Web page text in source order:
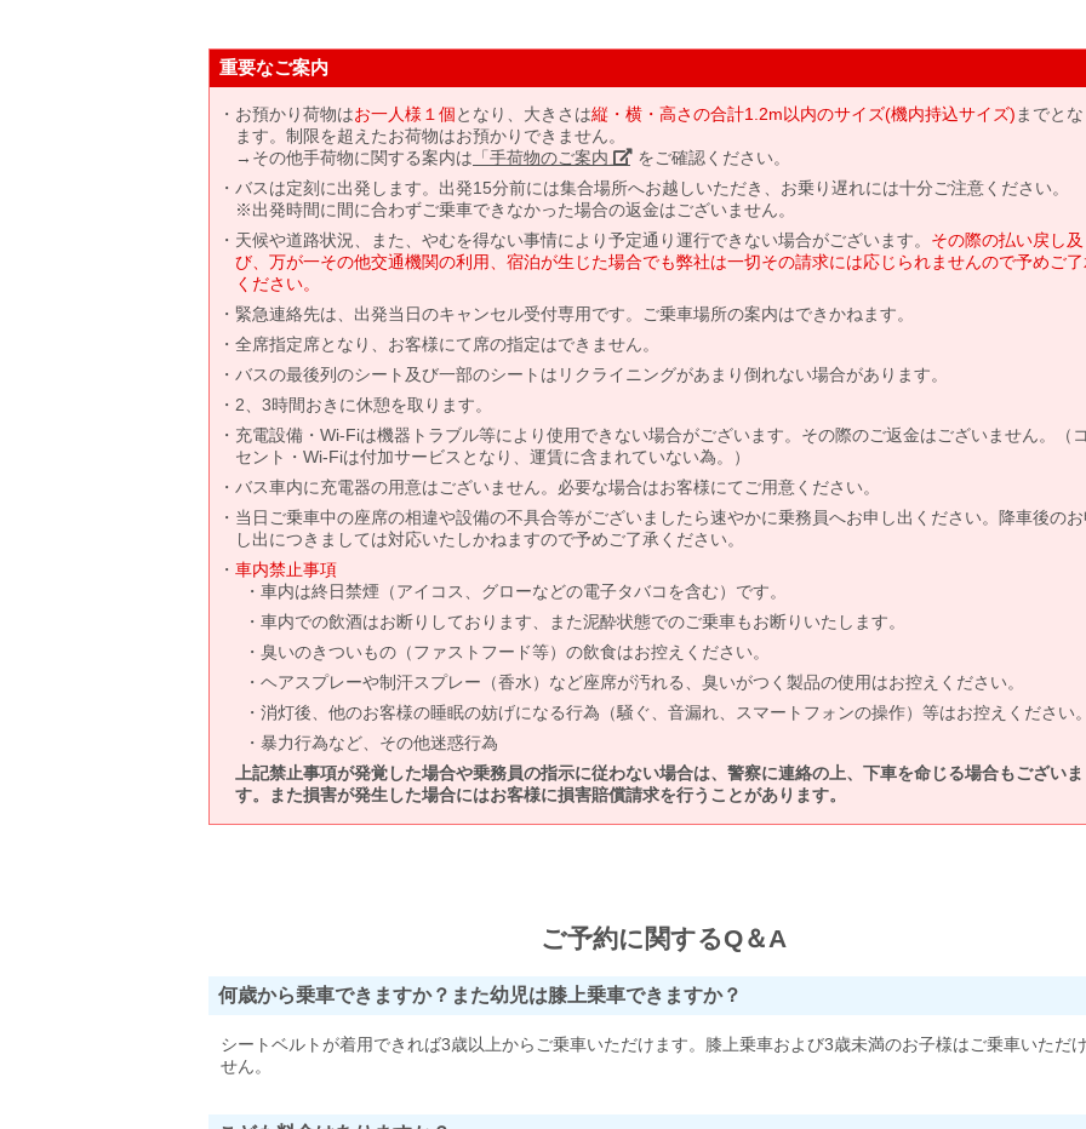
重要なご案内
お預かり荷物はお一人様１個となり、大きさは縦・横・高さの合計1.2m以内のサイズ(機内持込サイズ) までと
ます。制限を超えたお荷物はお預かりできません。
→その他手荷物に関する案内は 「手荷物のご案内」 をご確認ください。
バスは定刻に出発します。出発15分前には集合場所へお越しいただき、お乗り遅れには十分ご注意ください。
※出発時間に間に合わずご乗車できなかった場合の返金はございません。
天候や道路状況、また、やむを得ない事情により予定通り運行できない場合がございます。 その際の払い戻し及
び、万が一その他交通機関の利用、宿泊が生じた場合でも弊社は一切その請求には応じられませんので予めご
ください。
緊急連絡先は、出発当日のキャンセル受付専用です。ご乗車場所の案内はできかねます。
全席指定席となり、お客様にて席の指定はできません。
バスの最後列のシート及び一部のシートはリクライニングがあまり倒れない場合があります。
2、3時間おきに休憩を取ります。
充電設備・Wi-Fiは機器トラブル等により使用できない場合がございます。その際のご返金はございません。（
セント・Wi-Fiは付加サービスとなり、運賃に含まれていない為。）
バス車内に充電器の用意はございません。必要な場合はお客様にてご用意ください。
当日ご乗車中の座席の相違や設備の不具合等がございましたら速やかに乗務員へお申し出ください。降車後の
し出につきましては対応いたしかねますので予めご了承ください。
車内禁止事項
車内は終日禁煙（アイコス、グローなどの電子タバコを含む）です。
車内での飲酒はお断りしております、また泥酔状態でのご乗車もお断りいたします。
臭いのきついもの（ファストフード等）の飲食はお控えください。
ヘアスプレーや制汗スプレー（香水）など座席が汚れる、臭いがつく製品の使用はお控えください。
消灯後、他のお客様の睡眠の妨げになる行為（騒ぐ、音漏れ、スマートフォンの操作）等はお控えください
暴力行為など、その他迷惑行為
上記禁止事項が発覚した場合や乗務員の指示に従わない場合は、警察に連絡の上、下車を命じる場合もございま
す。また損害が発生した場合にはお客様に損害賠償請求を行うことがあります。
ご予約に関するQ＆A
何歳から乗車できますか？また幼児は膝上乗車できますか？
シートベルトが着用できれば3歳以上からご乗車いただけます。膝上乗車および3歳未満のお子様はご乗車いただ
せん。